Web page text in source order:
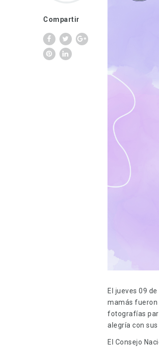
Compartir
El jueves 09
mamás fueron
fotografías
alegría con
El Consejo